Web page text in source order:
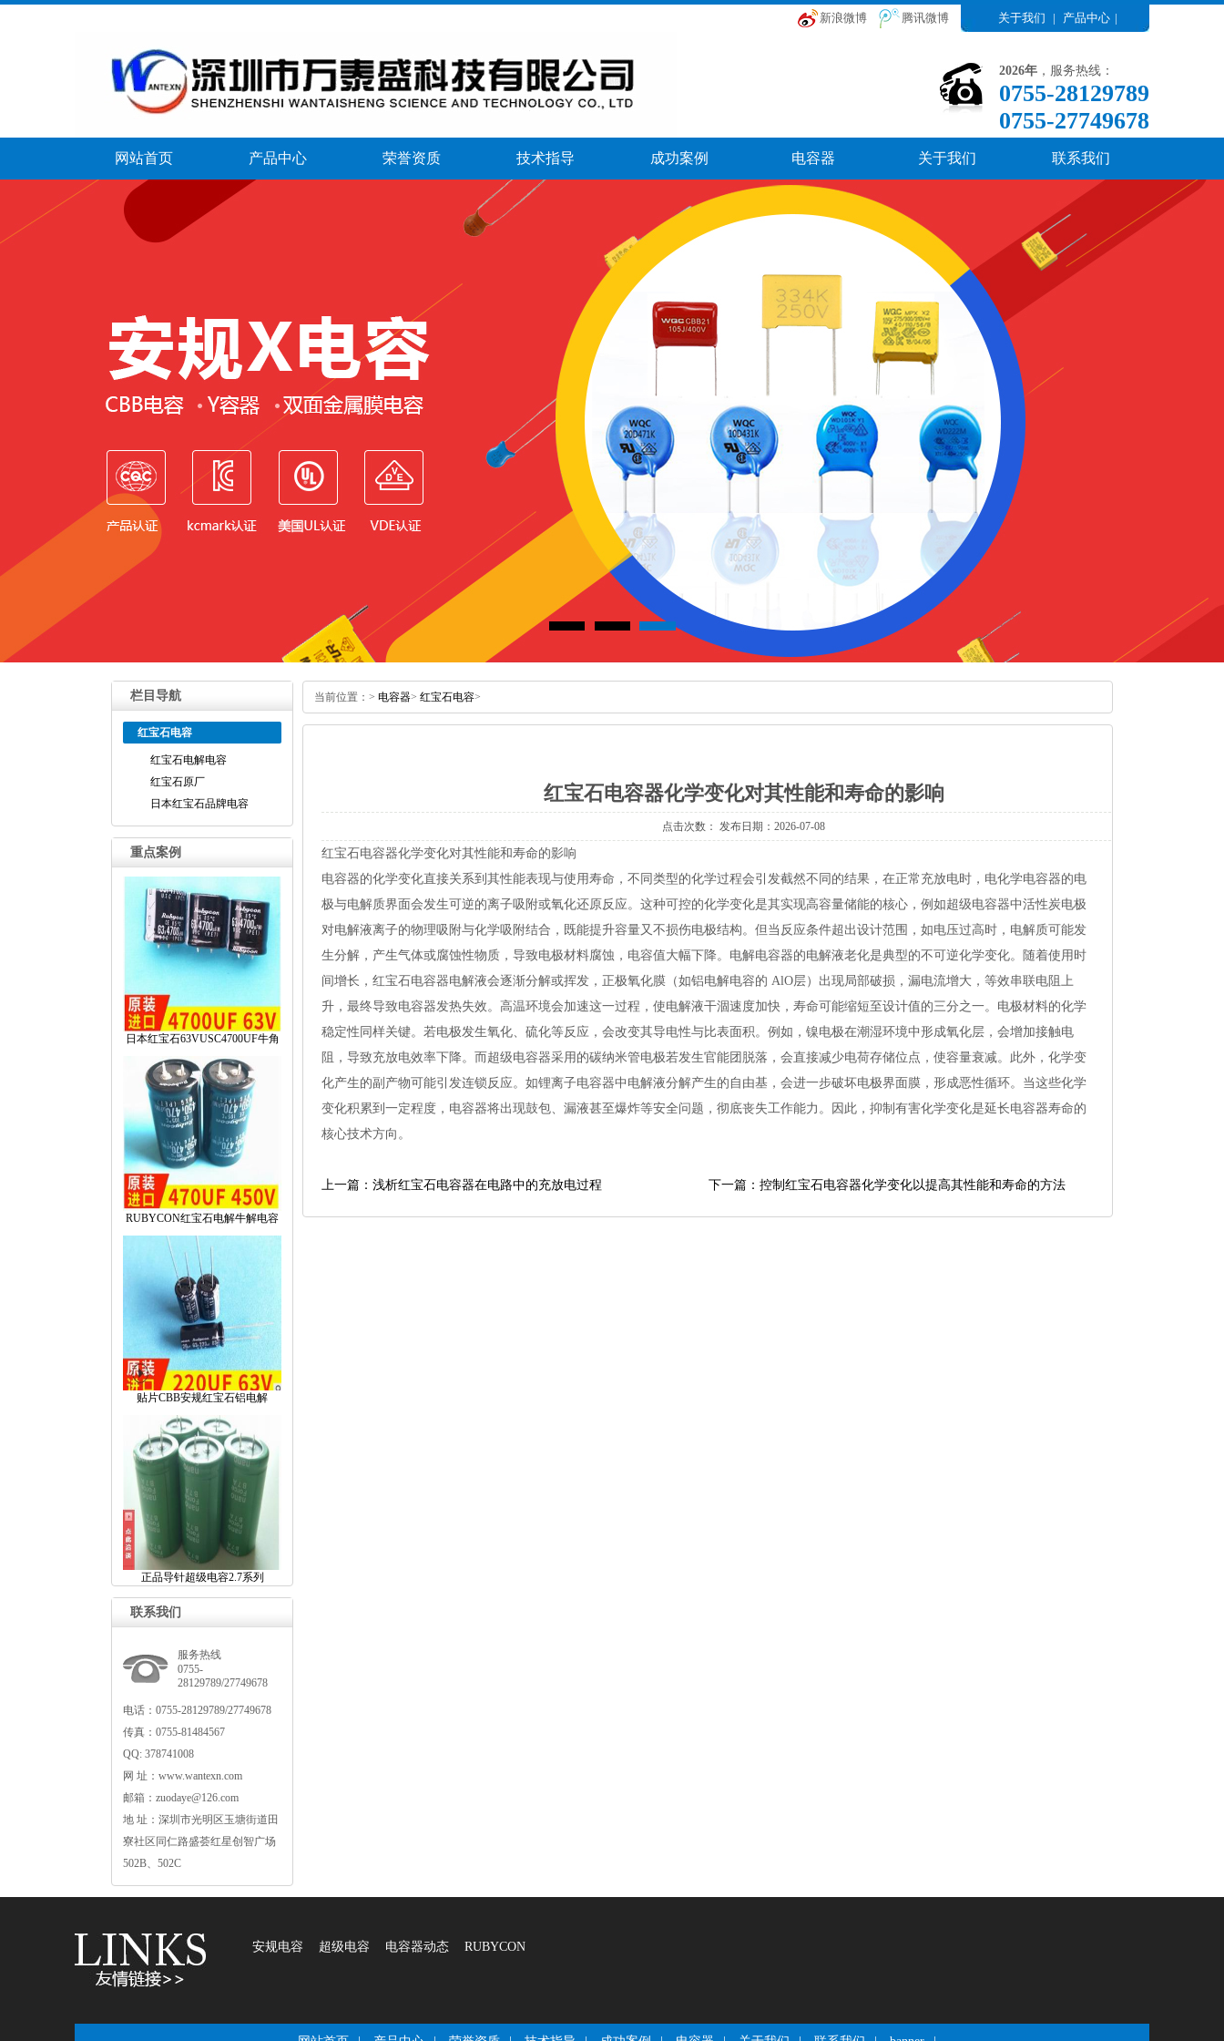
关于我们 | 产品中心 |
腾讯微博
新浪微博
2026年 ，服务热线：
0755-28129789
0755-27749678
网站首页 产品中心 荣誉资质 技术指导 成功案例 电容器 关于我们 联系我们
banner
栏目导航
红宝石电容
红宝石电解电容
红宝石原厂
日本红宝石品牌电容
重点案例
日本红宝石63VUSC4700UF牛角
RUBYCON红宝石电解牛解电容
贴片CBB安规红宝石铝电解
正品导针超级电容2.7系列
联系我们
服务热线
0755-
28129789/27749678
电话：0755-28129789/27749678
传真：0755-81484567
QQ:378741008
网址：www.wantexn.com
邮箱：zuodaye@126.com
地址：深圳市光明区玉塘街道田
寮社区同仁路盛荟红星创智广场
502B、502C
当前位置： > 电容器> 红宝石电容>
红宝石电容器化学变化对其性能和寿命的影响
点击次数： 发布日期：2026-07-08
红宝石电容器化学变化对其性能和寿命的影响
电容器的化学变化直接关系到其性能表现与使用寿命，不同类型的化学过程会引发截然不同的结果，在正常充放电时，电化学电容器的电
极与电解质界面会发生可逆的离子吸附或氧化还原反应。这种可控的化学变化是其实现高容量储能的核心，例如超级电容器中活性炭电极
对电解液离子的物理吸附与化学吸附结合，既能提升容量又不损伤电极结构。但当反应条件超出设计范围，如电压过高时，电解质可能发
生分解，产生气体或腐蚀性物质，导致电极材料腐蚀，电容值大幅下降。电解电容器的电解液老化是典型的不可逆化学变化。随着使用时
间增长，红宝石电容器电解液会逐渐分解或挥发，正极氧化膜（如铝电解电容的AlO层）出现局部破损，漏电流增大，等效串联电阻上
升，最终导致电容器发热失效。高温环境会加速这一过程，使电解液干涸速度加快，寿命可能缩短至设计值的三分之一。电极材料的化学
稳定性同样关键。若电极发生氧化、硫化等反应，会改变其导电性与比表面积。例如，镍电极在潮湿环境中形成氧化层，会增加接触电
阻，导致充放电效率下降。而超级电容器采用的碳纳米管电极若发生官能团脱落，会直接减少电荷存储位点，使容量衰减。此外，化学变
化产生的副产物可能引发连锁反应。如锂离子电容器中电解液分解产生的自由基，会进一步破坏电极界面膜，形成恶性循环。当这些化学
变化积累到一定程度，电容器将出现鼓包、漏液甚至爆炸等安全问题，彻底丧失工作能力。因此，抑制有害化学变化是延长电容器寿命的
核心技术方向。
上一篇：浅析红宝石电容器在电路中的充放电过程 下一篇：控制红宝石电容器化学变化以提高其性能和寿命的方法
安规电容 超级电容 电容器动态 RUBYCON